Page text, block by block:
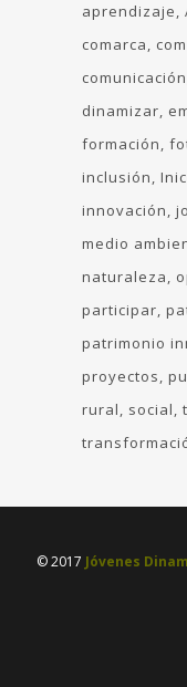
aprendizaje
comarca
comunicación
dinamizar
formación
inclusión
innovación
medio
naturaleza
participar
patrimonio
proyectos
rural
social
© 2017 Jóvenes